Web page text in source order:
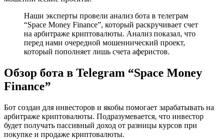
Наши эксперты провели анализ бота в телеграм
“Space Money Finance”, который раскручивает счет
на арбитраже криптовалюты. Анализ показал, что
перед нами очередной мошеннический проект,
который пополняет лишь счета аферистов.
Обзор бота в Telegram “Space Money
Finance”
Бот создан для инвесторов и якобы помогает зарабатывать на
арбитраже криптовалюты. Подразумевается, что инвестор
будет получать пассивный доход от разницы курсов при
покупке и продаже криптовалюты.